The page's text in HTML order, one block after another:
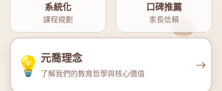
🌰
系統化
課程規劃
口碑推薦
家長信賴
💡 元喬理念
了解我們的教育哲學與核心價值